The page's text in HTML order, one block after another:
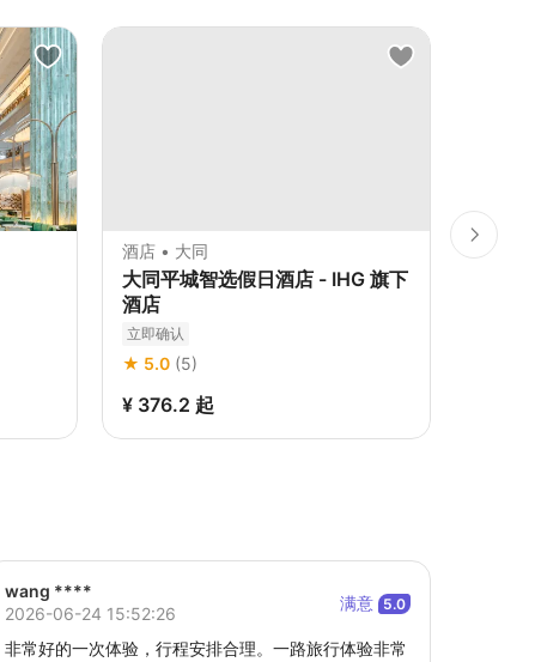
酒店 • 大同
大同平城智选假日酒店 - IHG 旗下
酒店
立即确认
★ 5.0 (5)
¥ 376.2 起
酒店 •
wang ****
2026-06-24 15:52:26
满意 5.0
非常好的一次体验，行程安排合理。一路旅行体验非常